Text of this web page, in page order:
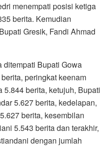
menempati posisi ketiga
berita. Kemudian
Gresik, Fandi Ahmad
ditempati Bupati Gowa
peringkat keenam
5.844 berita, ketujuh, Bupati
5.627 berita, kedelapan,
berita, kesembilan
5.543 berita dan terakhir,
dengan jumlah